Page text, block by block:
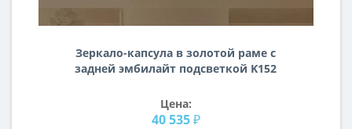
Зеркало-капсула в золотой раме с
задней эмбилайт подсветкой K152
Цена:
40 535 ₽